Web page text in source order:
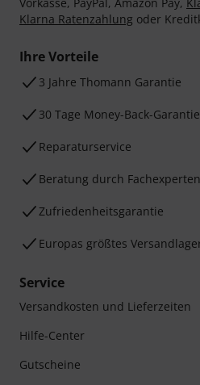
Klarna Ratenzahlung oder
Ihre Vorteile
3 Jahre Thomann Garantie
30 Tage Money-Back-Garantie
Reparaturservice
Beratung durch Fachexperten
Zufriedenheitsgarantie
Europas größtes
Service
Versandkosten und Lieferzeiten
Hilfe-Center
Gutscheine